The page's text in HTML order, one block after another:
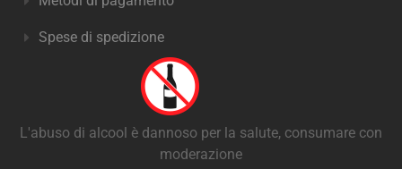
Spese di spedizione
L'abuso di alcool è dannoso per la salute, consumare con
moderazione